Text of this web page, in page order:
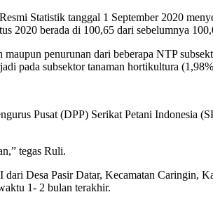
Statistik tanggal 1 September 2020
2020 berada di 100,65 dari sebelumnya
penurunan dari beberapa NTP
pada subsektor tanaman hortikultura
Pusat (DPP) Serikat Petani Indonesia
tegas Ruli.
dari Desa Pasir Datar, Kecamatan
1- 2 bulan terakhir.